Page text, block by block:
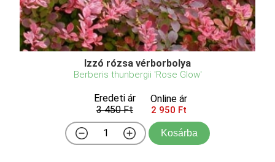
Izzó rózsa vérborbolya
Berberis thunbergii 'Rose Glow'
Eredeti ár
3 450 Ft
Online ár
2 950 Ft
Kosárba